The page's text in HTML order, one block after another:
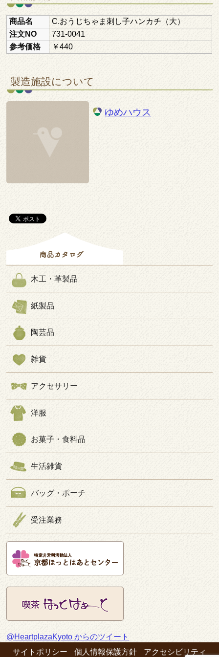
商品名
C.おうじちゃま刺し子ハンカチ（大）
注文NO
731-0041
参考価格
￥440
製造施設について
ゆめハウス
木工・革製品
紙製品
陶芸品
雑貨
アクセサリー
洋服
お菓子・食料品
生活雑貨
バッグ・ポーチ
受注業務
@HeartplazaKyoto からのツイート
サイトポリシー
個人情報保護方針 アクセシビリティ